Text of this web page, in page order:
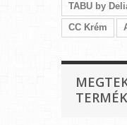
TABU by
CC Krém